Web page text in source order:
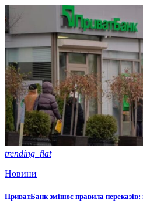
trending_flat
Новини
ПриватБанк змінює правила переказів: